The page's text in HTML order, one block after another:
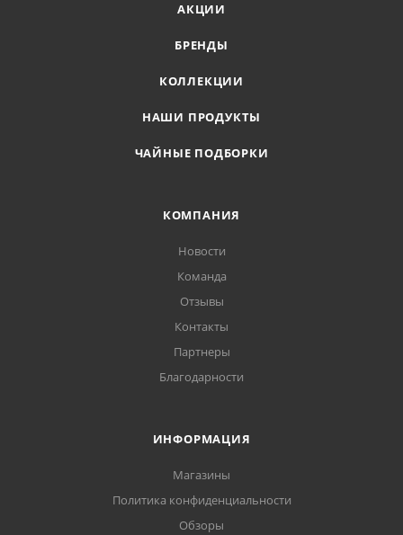
АКЦИИ
БРЕНДЫ
КОЛЛЕКЦИИ
НАШИ ПРОДУКТЫ
ЧАЙНЫЕ ПОДБОРКИ
КОМПАНИЯ
Новости
Команда
Отзывы
Контакты
Партнеры
Благодарности
ИНФОРМАЦИЯ
Магазины
Политика конфиденциальности
Обзоры